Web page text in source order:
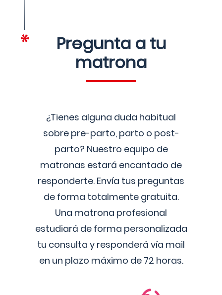
Pregunta a tu
matrona
¿Tienes alguna duda habitual
sobre pre-parto, parto o post-
parto? Nuestro equipo de
matronas estará encantado de
responderte. Envía tus preguntas
de forma totalmente gratuita.
Una matrona profesional
estudiará de forma personalizada
tu consulta y responderá vía mail
en un plazo máximo de 72 horas.